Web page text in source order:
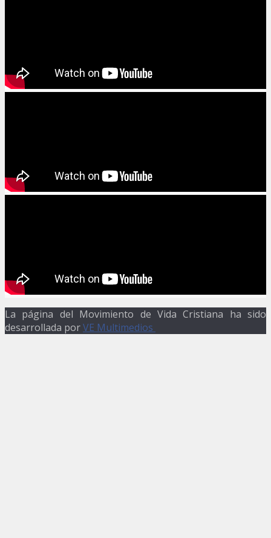
La página del Movimiento de Vida Cristiana ha sido
desarrollada porVE Multimedios